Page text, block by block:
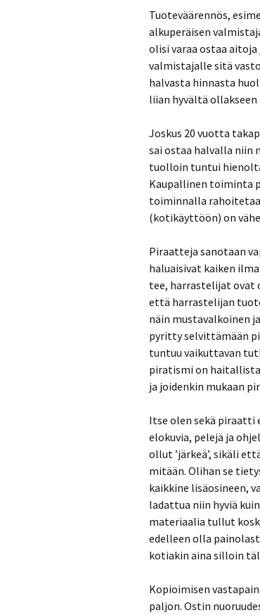
Tuoteväärennös,
alkuperäisen
olisi varaa ostaa
valmistajalle sitä
halvasta hinnasta
liian hyvältä
Joskus 20 vuotta
sai ostaa halvalla niin
tuolloin tuntui
Kaupallinen toiminta
toiminnalla
(kotikäyttöön) on
Piraatteja sanotaan
haluaisivat kaiken
tee, harrastelijat ovat
että harrastelijan
näin mustavalkoinen
pyritty selvittämään
tuntuu vaikuttavan
piratismi on
ja joidenkin mukaan
Itse olen sekä
elokuvia, pelejä ja
ollut ’järkeä’, sikäli
mitään. Olihan se
kaikkine lisäosineen,
ladattua niin hyviä
materiaalia tullut
edelleen olla
kotiakin aina silloin
Kopioimisen
paljon. Ostin